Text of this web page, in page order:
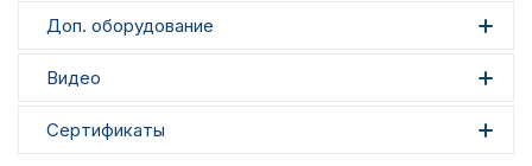
Доп. оборудование
Видео
Сертификаты